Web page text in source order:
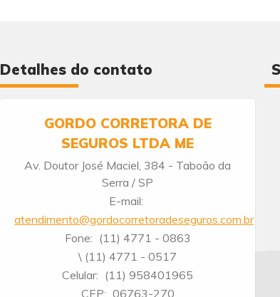
Detalhes do contato
GORDO CORRETORA DE
SEGUROS LTDA ME
Av. Doutor José Maciel, 384 - Taboão da
Serra / SP
E-mail:
atendimento@gordocorretoradeseguros.com.br
Fone: (11) 4771 - 0863
\ (11) 4771 - 0517
Celular: (11) 958401965
CEP: 06763-270